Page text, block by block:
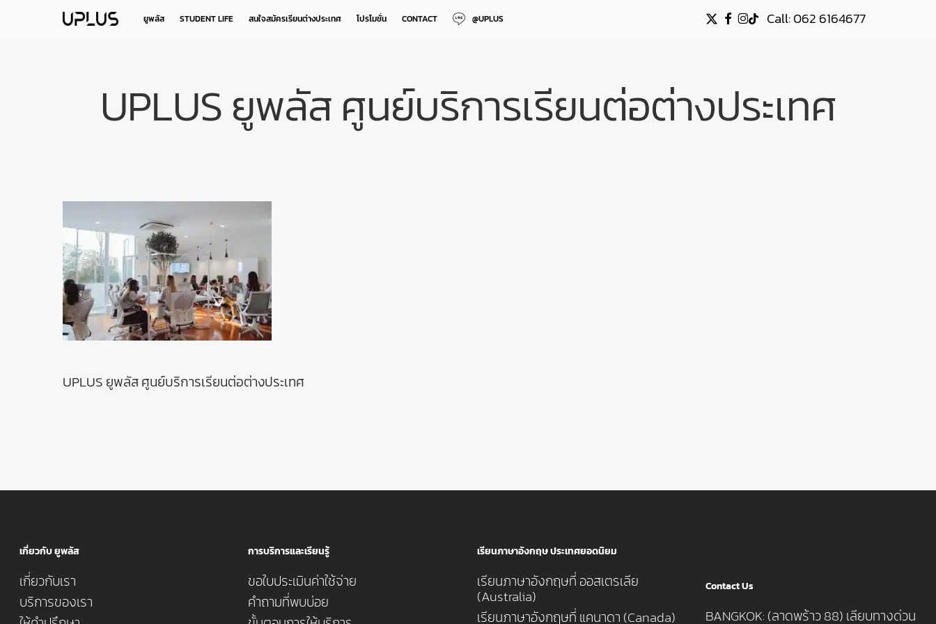
ยูพลัส STUDENT LIFE สนใจสมัครเรียนต่างประเทศ โปรโมชั่น CONTACT @UPLUS Call: 062 6164677
X-
TWITTER
FACEBOOK
INSTAGRAM
TIKTOK
UPLUS ยูพลัส ศูนย์บริการเรียนต่อต่างประเทศ
UPLUS ยูพลัส ศูนย์บริการเรียนต่อต่างประเทศ
เกี่ยวกับ ยูพลัส
เกี่ยวกับเรา
บริการของเรา
การบริการและเรียนรู้
ขอใบประเมินค่าใช้จ่าย
คำถามที่พบบ่อย
เรียนภาษาอังกฤษ ประเทศยอดนิยม
เรียนภาษาอังกฤษที่ ออสเตรเลีย
(Australia)
เรียนภาษาอังกฤษที่ แคนาดา (Canada)
Contact Us
BANGKOK: (ลาดพร้าว 88) เลียบทางด่วน